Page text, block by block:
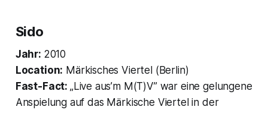
Sido
Jahr: 2010
Location: Märkisches Viertel (Berlin)
Fast-Fact: „Live aus’m M(T)V” war eine gelungene
Anspielung auf das Märkische Viertel in der